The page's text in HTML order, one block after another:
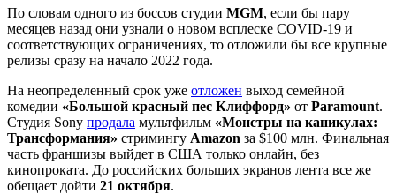
По словам одного из боссов студии MGM, если бы пару
месяцев назад они узнали о новом всплеске COVID-19 и
соответствующих ограничениях, то отложили бы все крупные
релизы сразу на начало 2022 года.
На неопределенный срок уже отложен выход семейной
комедии «Большой красный пес Клиффорд» от Paramount.
Студия Sony продала мультфильм «Монстры на каникулах:
Трансформания» стримингу Amazon за $100 млн. Финальная
часть франшизы выйдет в США только онлайн, без
кинопроката. До российских больших экранов лента все же
обещает дойти 21 октября.